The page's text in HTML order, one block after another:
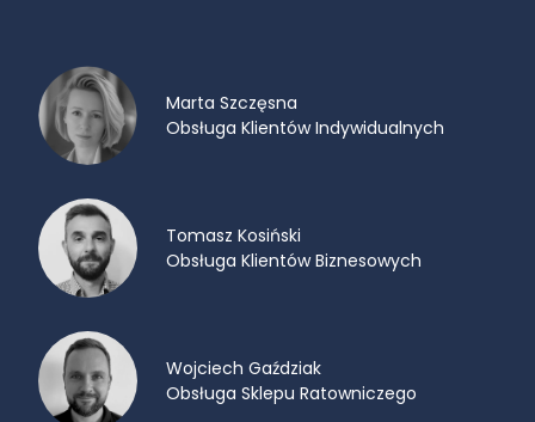
Marta Szczęsna
Obsługa Klientów Indywidualnych
Tomasz Kosiński
Obsługa Klientów Biznesowych
Wojciech Gaździak
Obsługa Sklepu Ratowniczego